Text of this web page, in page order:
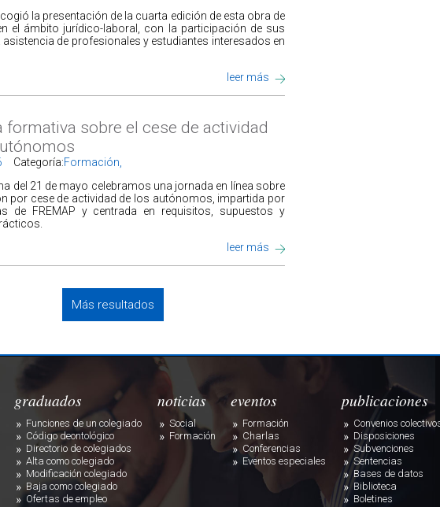
la presentación de la cuarta edición de esta obra de
el ámbito jurídico-laboral, con la participación de sus
asistencia de profesionales y estudiantes interesados en
leer más
formativa sobre el cese de actividad
Categoría:Formación,
del 21 de mayo celebramos una jornada en línea sobre
por cese de actividad de los autónomos, impartida por
de FREMAP y centrada en requisitos, supuestos y
leer más
Más resultados
graduados
Funciones de un colegiado
Código deontológico
Directorio de colegiados
Alta como colegiado
Modificación colegiado
Baja como colegiado
Ofertas de empleo
noticias
Social
Formación
eventos
Formación
Charlas
Conferencias
Eventos especiales
publicaciones
Convenios
Disposiciones
Subvenciones
Sentencias
Bases de datos
Biblioteca
Boletines